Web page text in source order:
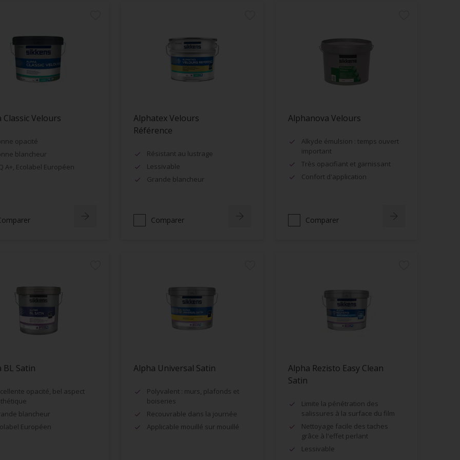
Classic Velours
opacité
blancheur
A+, Ecolabel Européen
Alphatex Velours
Référence
Résistant au lustrage
Lessivable
Grande blancheur
Comparer
Alphanova Velours
Alkyde émulsion : temps ouvert
important
Très opacifiant et garnissant
Confort d'application
Comparer
BL Satin
opacité, bel aspect
blancheur
Européen
Alpha Universal Satin
Polyvalent : murs, plafonds et
boiseries
Recouvrable dans la journée
Applicable mouillé sur mouillé
Alpha Rezisto Easy Clean
Satin
Limite la pénétration des
salissures à la surface du film
Nettoyage facile des taches
grâce à l'effet perlant
Lessivable